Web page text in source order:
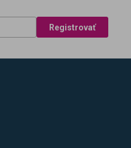
Registrovať